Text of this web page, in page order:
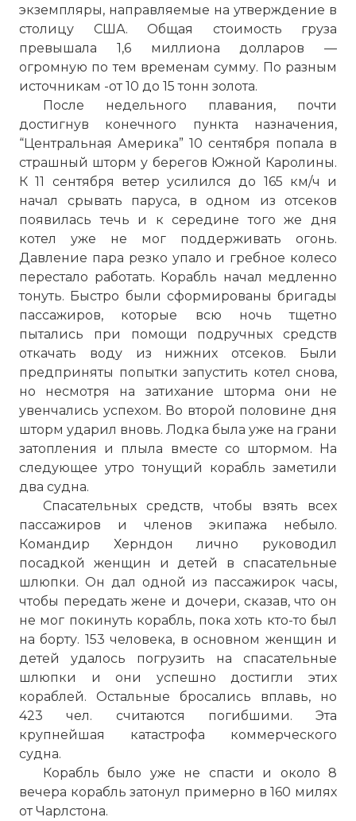
экземпляры, направляемые на утверждение в
столицу США. Общая стоимость груза
превышала 1,6 миллиона долларов —
огромную по тем временам сумму. По разным
источникам -от 10 до 15 тонн золота.
После недельного плавания, почти
достигнув конечного пункта назначения,
“Центральная Америка” 10 сентября попала в
страшный шторм у берегов Южной Каролины.
К 11 сентября ветер усилился до 165 км/ч и
начал срывать паруса, в одном из отсеков
появилась течь и к середине того же дня
котел уже не мог поддерживать огонь.
Давление пара резко упало и гребное колесо
перестало работать. Корабль начал медленно
тонуть. Быстро были сформированы бригады
пассажиров, которые всю ночь тщетно
пытались при помощи подручных средств
откачать воду из нижних отсеков. Были
предприняты попытки запустить котел снова,
но несмотря на затихание шторма они не
увенчались успехом. Во второй половине дня
шторм ударил вновь. Лодка была уже на грани
затопления и плыла вместе со штормом. На
следующее утро тонущий корабль заметили
два судна.
Спасательных средств, чтобы взять всех
пассажиров и членов экипажа небыло.
Командир Херндон лично руководил
посадкой женщин и детей в спасательные
шлюпки. Он дал одной из пассажирок часы,
чтобы передать жене и дочери, сказав, что он
не мог покинуть корабль, пока хоть кто-то был
на борту. 153 человека, в основном женщин и
детей удалось погрузить на спасательные
шлюпки и они успешно достигли этих
кораблей. Остальные бросались вплавь, но
423 чел. считаются погибшими. Эта
крупнейшая катастрофа коммерческого
судна.
Корабль было уже не спасти и около 8
вечера корабль затонул примерно в 160 милях
от Чарлстона.